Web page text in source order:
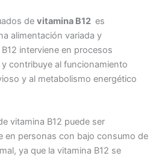
de vitamina B12 es
alimentación variada y
interviene en procesos
contribuye al funcionamiento
y al metabolismo energético
vitamina B12 puede ser
en personas con bajo consumo de
ya que la vitamina B12 se